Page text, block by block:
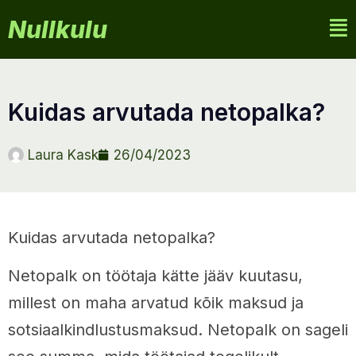
Nullkulu
kuidas arvutada netopalka?
Laura Kask 26/04/2023
Kuidas arvutada netopalka?
Netopalk on töötaja kätte jääv kuutasu,
millest on maha arvatud kõik maksud ja
sotsiaalkindlustusmaksud. Netopalk on sageli